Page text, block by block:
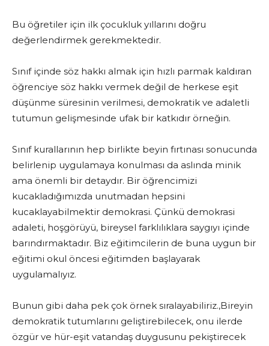
Bu öğretiler için ilk çocukluk yıllarını doğru
değerlendirmek gerekmektedir.
Sınıf içinde söz hakkı almak için hızlı parmak kaldıran
öğrenciye söz hakkı vermek değil de herkese eşit
düşünme süresinin verilmesi, demokratik ve adaletli
tutumun gelişmesinde ufak bir katkıdır örneğin.
Sınıf kurallarının hep birlikte beyin fırtınası sonucunda
belirlenip uygulamaya konulması da aslında minik
ama önemli bir detaydır. Bir öğrencimizi
kucakladığımızda unutmadan hepsini
kucaklayabilmektir demokrasi. Çünkü demokrasi
adaleti, hoşgörüyü, bireysel farklılıklara saygıyı içinde
barındırmaktadır. Biz eğitimcilerin de buna uygun bir
eğitimi okul öncesi eğitimden başlayarak
uygulamalıyız.
Bunun gibi daha pek çok örnek sıralayabiliriz.,Bireyin
demokratik tutumlarını geliştirebilecek, onu ilerde
özgür ve hür-eşit vatandaş duygusunu pekiştirecek